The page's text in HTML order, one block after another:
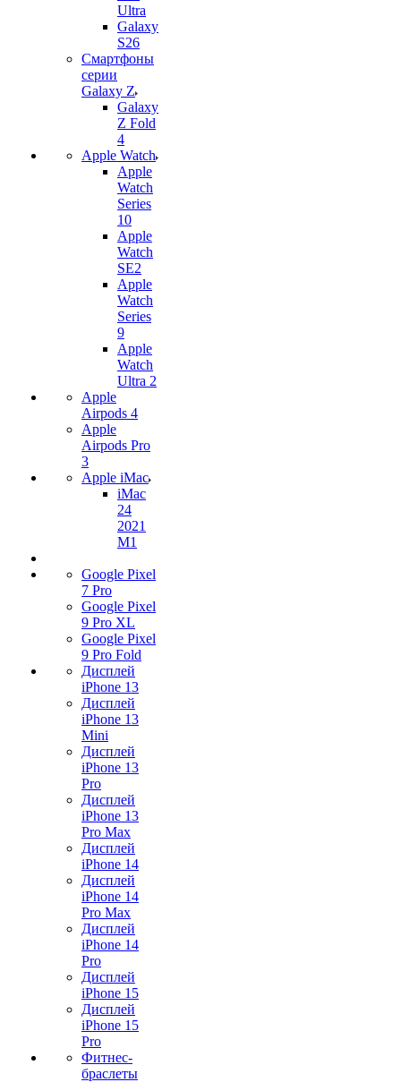
Ultra
Galaxy
S26
Смартфоны
серии
Galaxy Z
Galaxy
Z Fold
4
Apple Watch
Apple
Watch
Series
10
Apple
Watch
SE2
Apple
Watch
Series
9
Apple
Watch
Ultra 2
Apple
Airpods 4
Apple
Airpods Pro
3
Apple iMac
iMac
24
2021
M1
Google Pixel
7 Pro
Google Pixel
9 Pro XL
Google Pixel
9 Pro Fold
Дисплей
iPhone 13
Дисплей
iPhone 13
Mini
Дисплей
iPhone 13
Pro
Дисплей
iPhone 13
Pro Max
Дисплей
iPhone 14
Дисплей
iPhone 14
Pro Max
Дисплей
iPhone 14
Pro
Дисплей
iPhone 15
Дисплей
iPhone 15
Pro
Фитнес-
браслеты